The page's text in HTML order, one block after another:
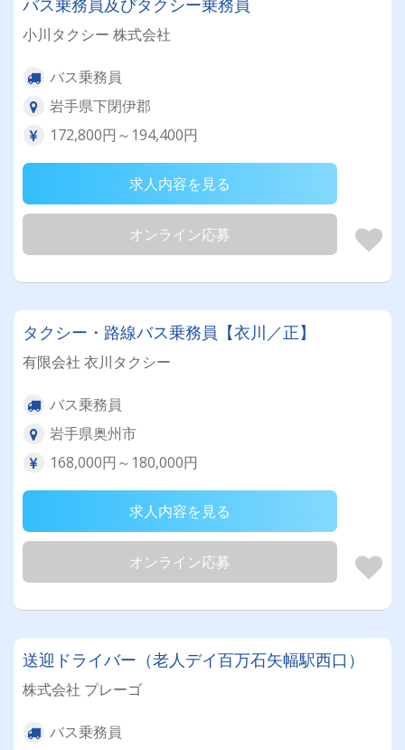
バス乗務員及びタクシー乗務員
小川タクシー 株式会社
バス乗務員
岩手県下閉伊郡
172,800円～194,400円
求人内容を見る
オンライン応募
タクシー・路線バス乗務員【衣川／正】
有限会社 衣川タクシー
バス乗務員
岩手県奥州市
168,000円～180,000円
求人内容を見る
オンライン応募
送迎ドライバー（老人デイ百万石矢幅駅西口）
株式会社 プレーゴ
バス乗務員